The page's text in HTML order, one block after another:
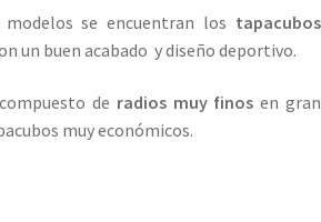
se encuentran los tapacubos
un buen acabado y diseño deportivo.
de radios muy finos en gran
muy económicos.